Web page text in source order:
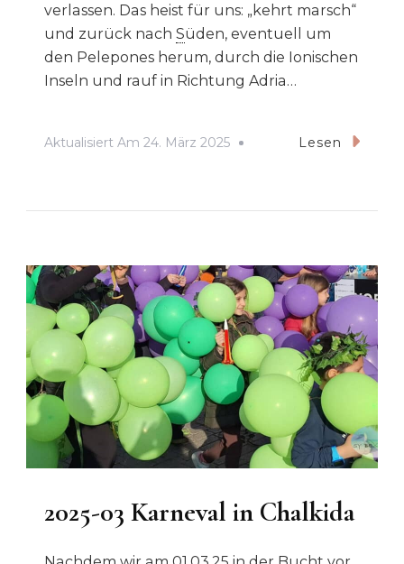
verlassen. Das heist für uns: „kehrt marsch“
und zurück nach Süden, eventuell um
den Pelepones herum, durch die Ionischen
Inseln und rauf in Richtung Adria…
Aktualisiert Am 24. März 2025 Lesen
2025-03 Karneval in Chalkida